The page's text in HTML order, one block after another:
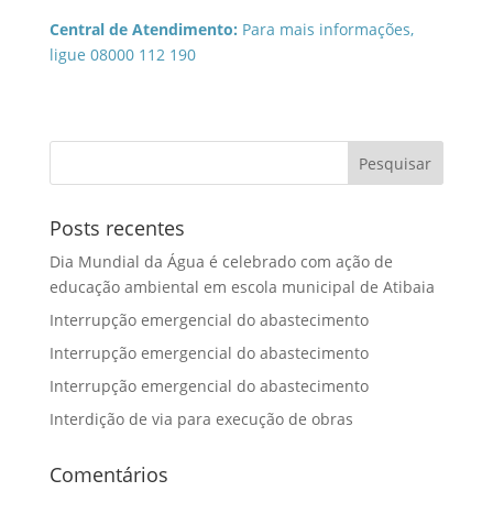
Central de Atendimento: Para mais informações,
ligue 08000 112 190
Posts recentes
Dia Mundial da Água é celebrado com ação de
educação ambiental em escola municipal de Atibaia
Interrupção emergencial do abastecimento
Interrupção emergencial do abastecimento
Interrupção emergencial do abastecimento
Interdição de via para execução de obras
Comentários